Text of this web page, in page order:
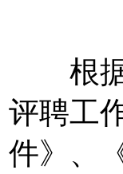
根据
评聘工
件》、